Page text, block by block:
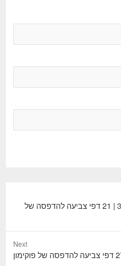
דפי צביעה בראול סטארס 3 | 21 דפי צביעה להדפסה של
Next